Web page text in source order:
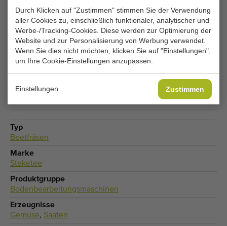
Durch Klicken auf "Zustimmen" stimmen Sie der Verwendung
aller Cookies zu, einschließlich funktionaler, analytischer und
Werbe-/Tracking-Cookies. Diese werden zur Optimierung der
Website und zur Personalisierung von Werbung verwendet.
Wenn Sie dies nicht möchten, klicken Sie auf "Einstellungen",
um Ihre Cookie-Einstellungen anzupassen.
Einstellungen Zustimmen
Ihre aktuellen Cookie-Einstellungen blockieren
diesen Bereich. Passen Sie Ihre Cookie-
Einstellungen an, um auf diesen Bereich
zuzugreifen.
COOKIE-EINSTELLUNGEN ÄNDERN
Typ
Beetfräsen
Marke
Steketee
Produktgruppe
Bodenbearbeitungsmaschinen
Erzeugnisse
Gemüse, Saaten